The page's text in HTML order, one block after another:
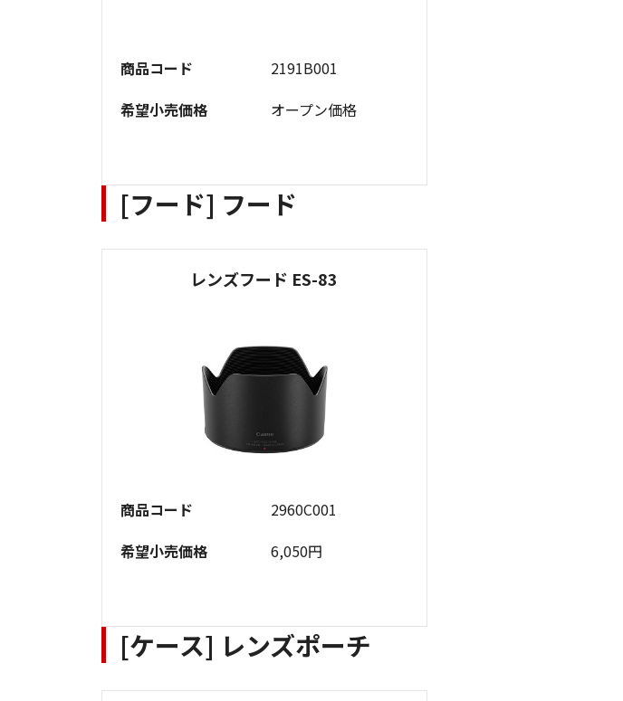
商品コード
2191B001
希望小売価格
オープン価格
[フード] フード
レンズフード ES-83
商品コード
2960C001
希望小売価格
6,050円
[ケース] レンズポーチ